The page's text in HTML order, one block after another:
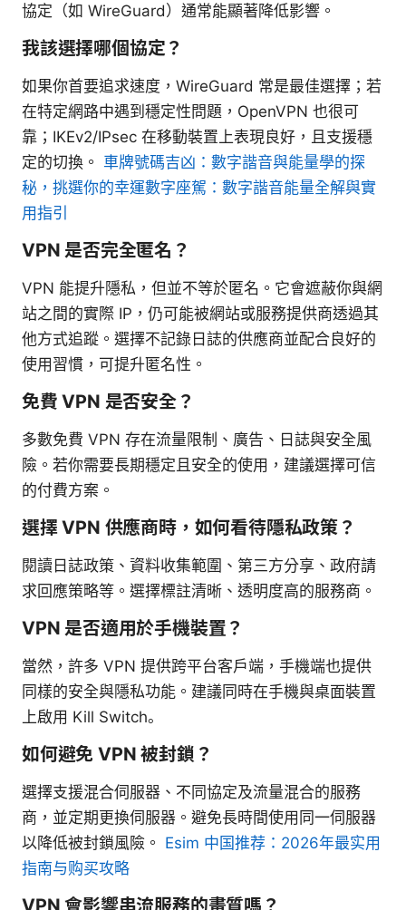
協定（如 WireGuard）通常能顯著降低影響。
我該選擇哪個協定？
如果你首要追求速度，WireGuard 常是最佳選擇；若
在特定網路中遇到穩定性問題，OpenVPN 也很可
靠；IKEv2/IPsec 在移動裝置上表現良好，且支援穩
定的切換。 車牌號碼吉凶：數字諧音與能量學的探
秘，挑選你的幸運數字座駕：數字諧音能量全解與實
用指引
VPN 是否完全匿名？
VPN 能提升隱私，但並不等於匿名。它會遮蔽你與網
站之間的實際 IP，仍可能被網站或服務提供商透過其
他方式追蹤。選擇不記錄日誌的供應商並配合良好的
使用習慣，可提升匿名性。
免費 VPN 是否安全？
多數免費 VPN 存在流量限制、廣告、日誌與安全風
險。若你需要長期穩定且安全的使用，建議選擇可信
的付費方案。
選擇 VPN 供應商時，如何看待隱私政策？
閱讀日誌政策、資料收集範圍、第三方分享、政府請
求回應策略等。選擇標註清晰、透明度高的服務商。
VPN 是否適用於手機裝置？
當然，許多 VPN 提供跨平台客戶端，手機端也提供
同樣的安全與隱私功能。建議同時在手機與桌面裝置
上啟用 Kill Switch。
如何避免 VPN 被封鎖？
選擇支援混合伺服器、不同協定及流量混合的服務
商，並定期更換伺服器。避免長時間使用同一伺服器
以降低被封鎖風險。 Esim 中国推荐：2026年最实用
指南与购买攻略
VPN 會影響串流服務的畫質嗎？